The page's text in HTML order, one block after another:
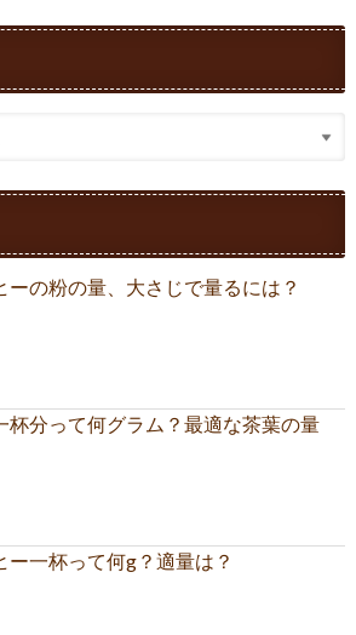
ーの粉の量、大さじで量るには？
杯分って何グラム？最適な茶葉の量
ー一杯って何g？適量は？